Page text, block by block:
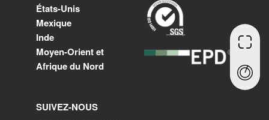
États-Unis
Mexique
Inde
Moyen-Orient et
Afrique du Nord
SUIVEZ-NOUS